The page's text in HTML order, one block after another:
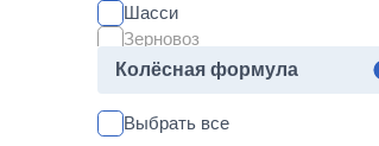
65954
65958
43501
Шасси
Зерновоз
Лесовоз
Ломовоз
Колёсная формула
Выбрать все